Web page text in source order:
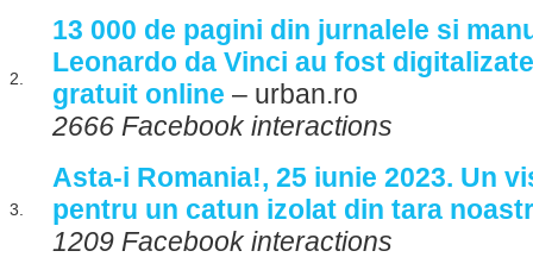
2.
13 000 de pagini din jurnalele si
Leonardo da Vinci au fost
gratuit online – urban.ro
2666 Facebook interactions
3.
Asta-i Romania!, 25 iunie 2023. Un
pentru un catun izolat din tara
1209 Facebook interactions